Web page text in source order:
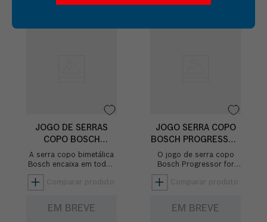
JOGO DE SERRAS
COPO BOSCH
BIMETÁLICA HSS
COBALTO 10 PEÇAS
A serra copo bimetálica
Bosch encaixa em todos
os adaptadores standard
no mercado. A serra
rapidez em...
EM BREVE
JOGO SERRA COPO
BOSCH PROGRESSOR
FOR WOOD AND
METAL 6 PEÇAS
O jogo de serra copo
Bosch Progressor for
Wood and Metal, traz a
praticidade de ter os
em cada apl...
EM BREVE